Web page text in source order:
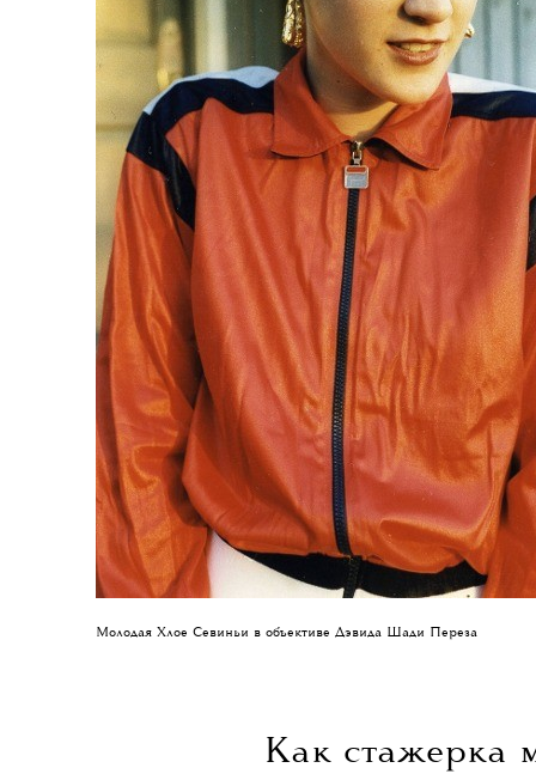
Молодая Хлое Севиньи в объективе Дэвида Шади Переза
Как стажерка